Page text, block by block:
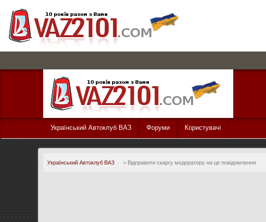
Український Автоклуб ВАЗ Форуми Користувачі
Український Автоклуб ВАЗ > Відправити скаргу модератору на це повідомлення